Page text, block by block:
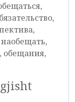
обещания,